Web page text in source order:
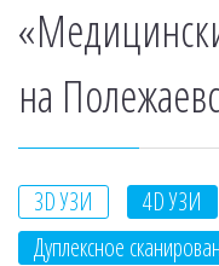
на
3D УЗИ 4D УЗИ
Дуплексное